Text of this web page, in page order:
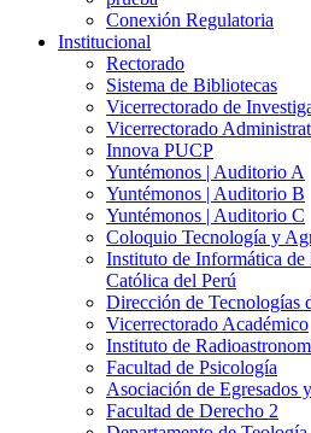
Conexión Regulatoria
Institucional
Rectorado
Sistema de Bibliotecas
Vicerrectorado de
Vicerrectorado
Innova PUCP
Yuntémonos | Auditorio A
Yuntémonos | Auditorio B
Yuntémonos | Auditorio C
Coloquio Tecnología y
Instituto de Informática
Católica del Perú
Dirección de Tecnologías
Vicerrectorado Académico
Instituto de
Facultad de Psicología
Asociación de Egresados
Facultad de Derecho 2